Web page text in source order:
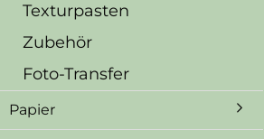
Texturpasten
Zubehör
Foto-Transfer
Papier